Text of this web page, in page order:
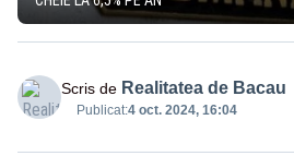
Scris de Realitatea de Bacau
Publicat:4 oct. 2024, 16:04